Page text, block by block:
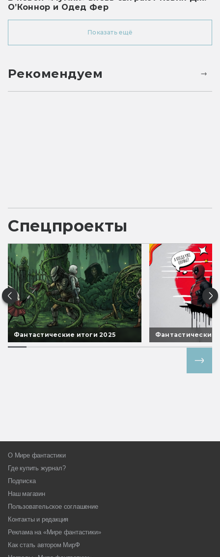
О’Коннор и Одед Фер
Показать ещё
Рекомендуем
Спецпроекты
Фантастические итоги 2025 Фантастические
О Мире фантастики
Где купить журнал?
Подписка
Наш магазин
Пользовательское соглашение
Контакты и редакция
Реклама на «Мире фантастики»
Как стать автором МирФ